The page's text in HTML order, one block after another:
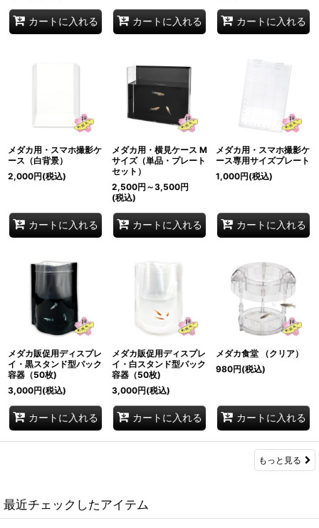
カートに入れる カートに入れる カートに入れる
メダカ用・スマホ撮影ケ
ース（白背景）
2,000円(税込)
カートに入れる
メダカ用・横見ケース M
サイズ（単品・プレート
セット）
2,500円 ～3,500円
(税込)
カートに入れる
メダカ用・スマホ撮影ケ
ース専用サイズプレート
1,000円(税込)
カートに入れる
メダカ販促用ディスプレ
イ・黒スタンド型パック
容器（50枚)
3,000円(税込)
カートに入れる
メダカ販促用ディスプレ
イ・白スタンド型パック
容器（50枚)
3,000円(税込)
カートに入れる
メダカ食堂 （クリア）
980円(税込)
カートに入れる
もっと見る
最近チェックしたアイテム